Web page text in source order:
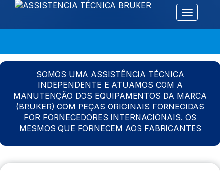
Alternar
SOMOS UMA ASSISTÊNCIA TÉCNICA
INDEPENDENTE E ATUAMOS COM A
MANUTENÇÃO DOS EQUIPAMENTOS DA MARCA
(BRUKER) COM PEÇAS ORIGINAIS FORNECIDAS
POR FORNECEDORES INTERNACIONAIS. OS
MESMOS QUE FORNECEM AOS FABRICANTES